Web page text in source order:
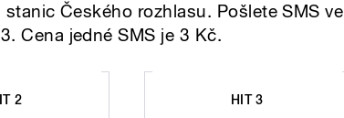
Českého rozhlasu. Pošlete SMS ve
Cena jedné SMS je 3 Kč.
2
HIT 3